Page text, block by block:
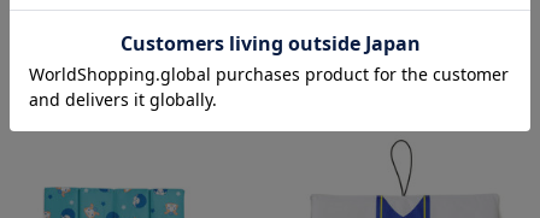
ン/#61:蝦名達夫
¥2,000 (税込)
ムクッション